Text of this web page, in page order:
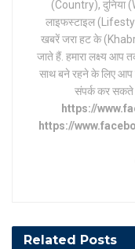
(Country), दुनिया
लाइफस्टाइल
खबरें जरा हट के
जाते हैं. हमारा लक्ष्य आप
साथ बने रहने के लिए आप
संपर्क कर
https://
https://
Related Posts